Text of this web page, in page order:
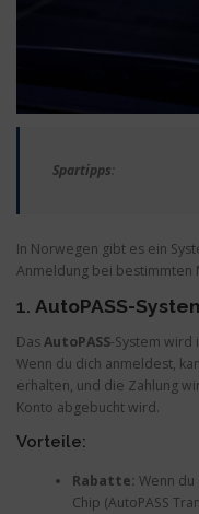
Spartipps:
In Norwegen gibt es ein
Anmeldung bei bestimmten
1. AutoPASS-
DasAutoPASS-System wird
Wenn du dich anmeldest,
erhalten, und die Zahlung
Konto abgebucht wird.
Vorteile:
Rabatte: Wenn du
Chip (AutoPASS